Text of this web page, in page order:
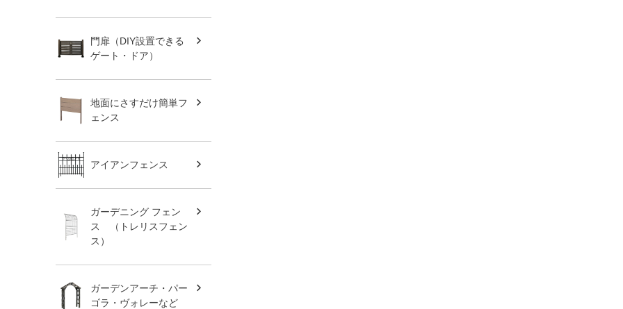
門扉（DIY設置できる
ゲート・ドア）
地面にさすだけ簡単フ
ェンス
アイアンフェンス
ガーデニング フェン
ス （トレリスフェン
ス）
ガーデンアーチ・パー
ゴラ・ヴォレーなど